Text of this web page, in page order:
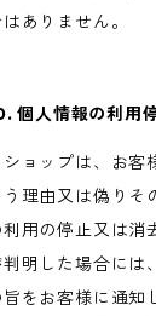
ありません。
個人情報の利用
ョップは、お客
理由又は偽りそ
用の停止又は消
明した場合には
をお客様に通知